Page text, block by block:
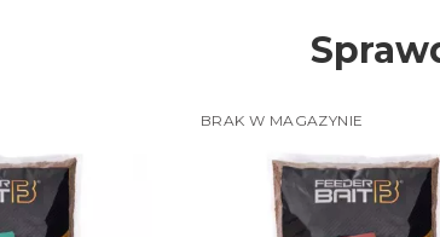
BRAK W MAGAZYNIE